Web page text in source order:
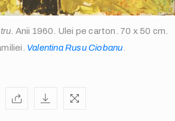
. Anii 1960. Ulei pe carton. 70 x 50 cm.
Valentina Rusu Ciobanu.